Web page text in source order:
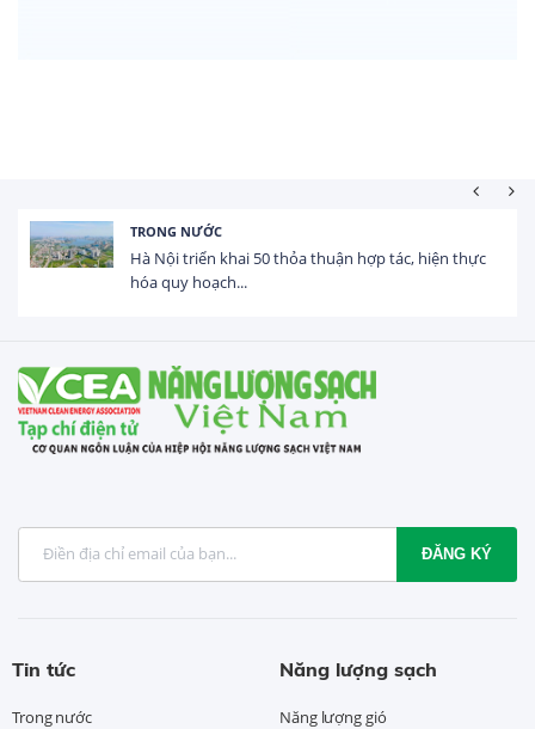
HOẠT ĐỘNG ĐẦU TƯ
Tổng vốn FDI đăng ký vào Việt Nam đạt gần 25 tỷ
USD trong 5 tháng...
ĐĂNG KÝ
Tin tức
Trong nước
Năng lượng sạch
Năng lượng gió